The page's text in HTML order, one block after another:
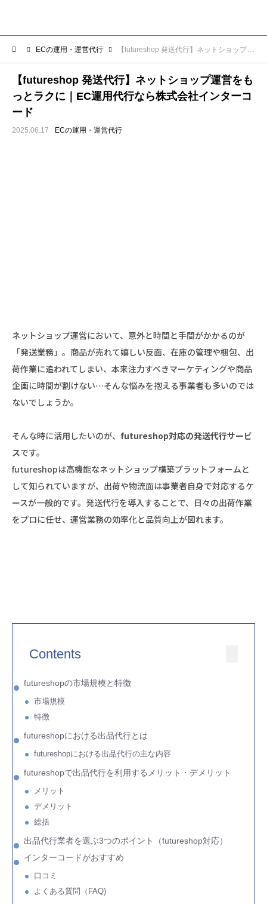
ECの運用・運営代行 【futureshop 発送代行】ネットショップ運営をもっとラクに｜EC運用代行なら株式会社インターコード
【futureshop 発送代行】ネットショップ運営をも
っとラクに｜EC運用代行なら株式会社インターコ
ード
2025.06.17 ECの運用・運営代行
ネットショップ運営において、意外と時間と手間がかかるのが
「発送業務」。商品が売れて嬉しい反面、在庫の管理や梱包、出
荷作業に追われてしまい、本来注力すべきマーケティングや商品
企画に時間が割けない…そんな悩みを抱える事業者も多いのでは
ないでしょうか。
そんな時に活用したいのが、 futureshop対応の発送代行サービ
スです。
futureshopは高機能なネットショップ構築プラットフォームと
して知られていますが、出荷や物流面は事業者自身で対応するケ
ースが一般的です。発送代行を導入することで、日々の出荷作業
をプロに任せ、運営業務の効率化と品質向上が図れます。
Contents
futureshopの市場規模と特徴
市場規模
特徴
futureshopにおける出品代行とは
futureshopにおける出品代行の主な内容
futureshopで出品代行を利用するメリット・デメリット
メリット
デメリット
総括
出品代行業者を選ぶ3つのポイント（futureshop対応）
インターコードがおすすめ
口コミ
よくある質問（FAQ)